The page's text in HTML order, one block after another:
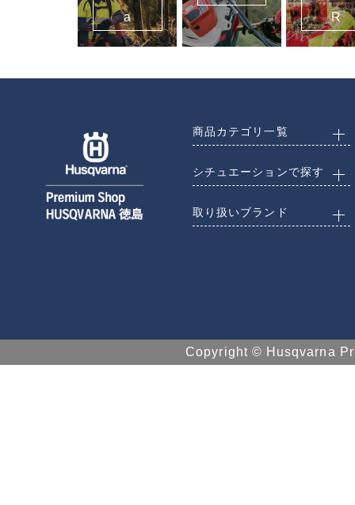
a
R
商品カテゴリ一覧
シチュエーションで探す
取り扱いブランド
Copyright © Husqvarna